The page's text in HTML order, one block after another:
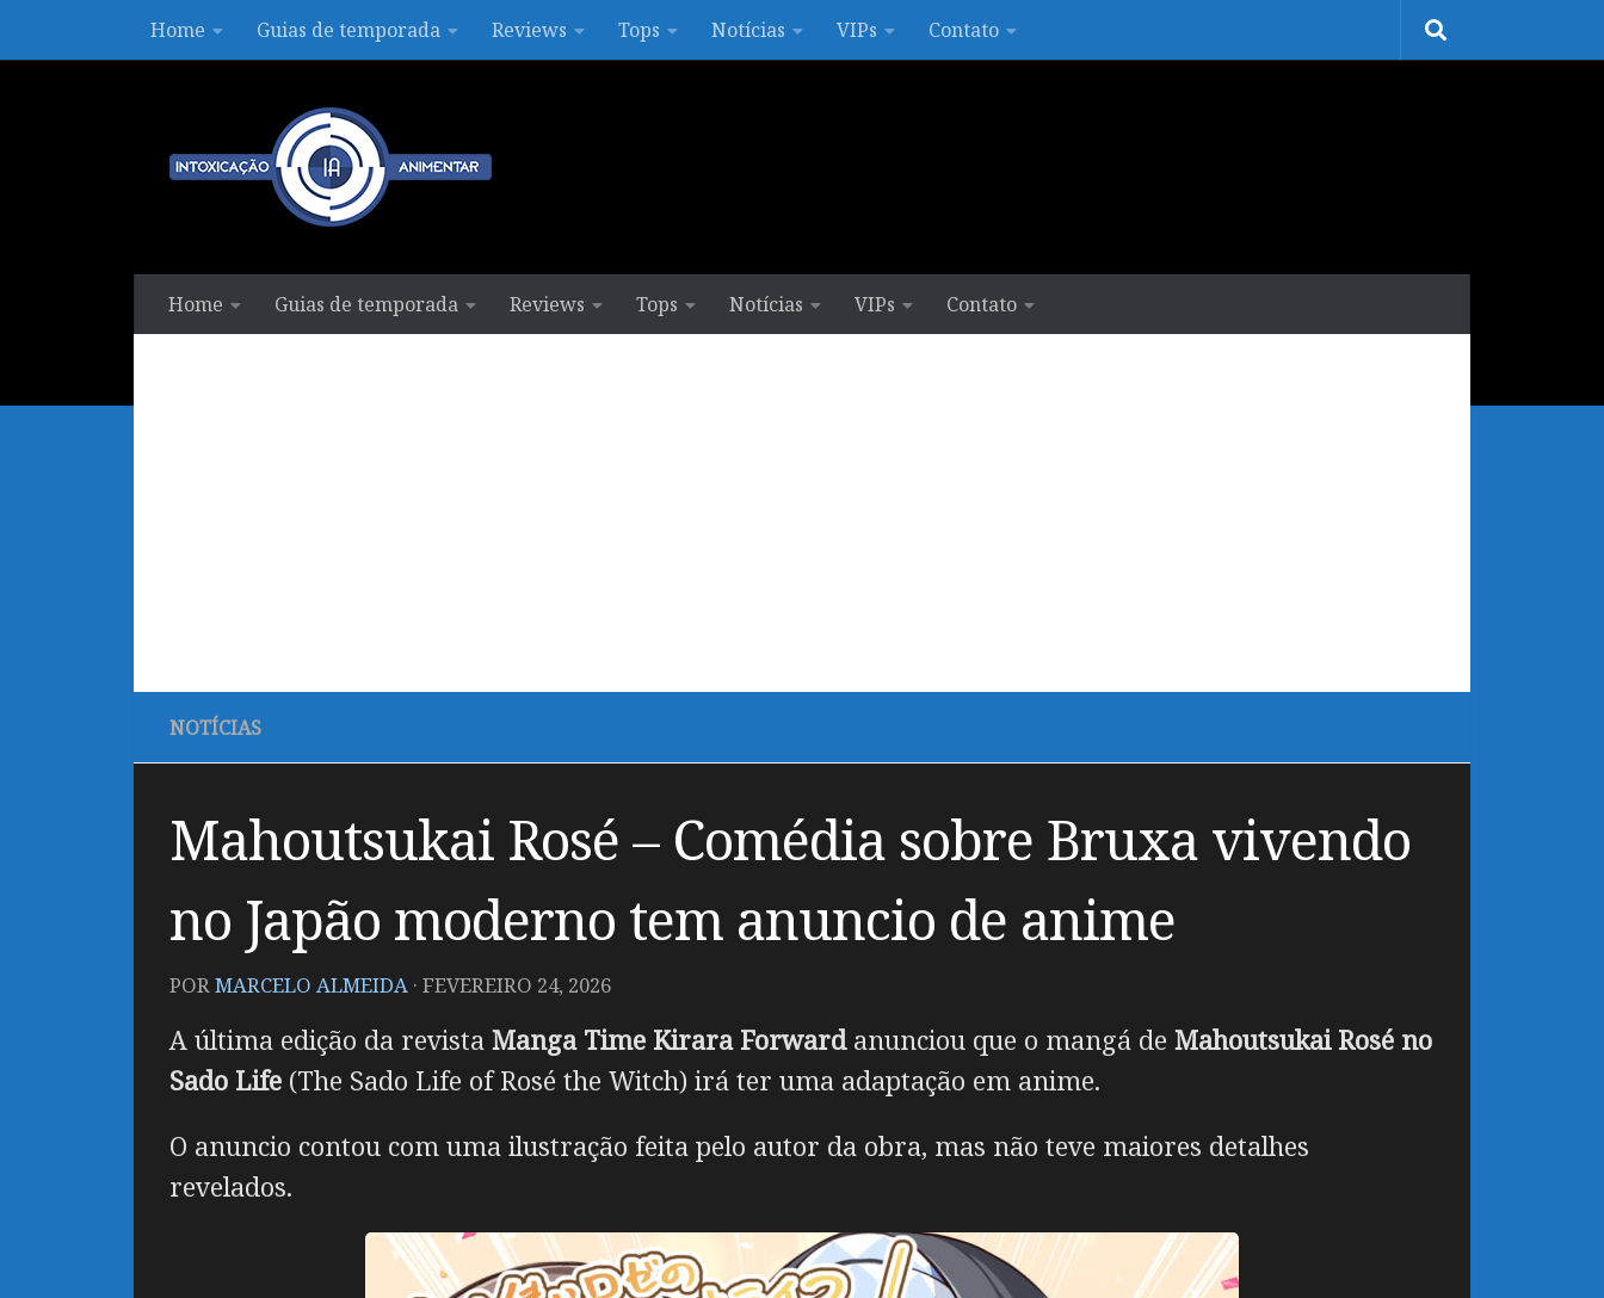
Skip to contentHome Guias de temporada Reviews Tops Notícias VIPs Contato
Home Guias de temporada Reviews Tops Notícias VIPs Contato
NOTÍCIAS
Mahoutsukai Rosé – Comédia sobre Bruxa vivendo
no Japão moderno tem anuncio de anime
PORMARCELO ALMEIDA · FEVEREIRO 24, 2026
A última edição da revista Manga Time Kirara Forwardanunciou que o mangá de Mahoutsukai Rosé no
Sado Life (The Sado Life of Rosé the Witch) irá ter uma adaptação em anime.
O anuncio contou com uma ilustração feita pelo autor da obra, mas não teve maiores detalhes
revelados.